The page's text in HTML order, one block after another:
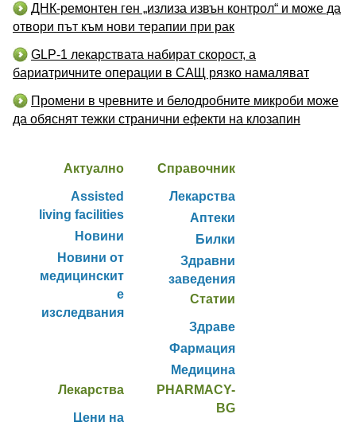
ДНК-ремонтен ген „излиза извън контрол“ и може да
отвори път към нови терапии при рак
GLP-1 лекарствата набират скорост, а
бариатричните операции в САЩ рязко намаляват
Промени в чревните и белодробните микроби може
да обяснят тежки странични ефекти на клозапин
Актуално
Assisted
living facilities
Новини
Новини от
медицинскит
е
изследвания
Справочник
Лекарства
Аптеки
Билки
Здравни
заведения
Статии
Здраве
Фармация
Медицина
Лекарства
Цени на
PHARMACY-
BG